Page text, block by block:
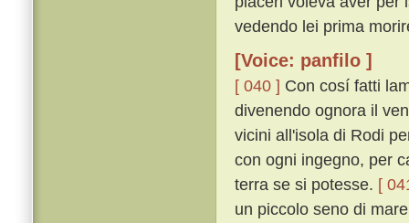
vedendo lei prima
[Voice: panfilo ]
[ 040 ] Con cosí fatti
divenendo ognora il
vicini all'isola di Rodi
con ogni ingegno, per
terra se si potesse. [
un piccolo seno di